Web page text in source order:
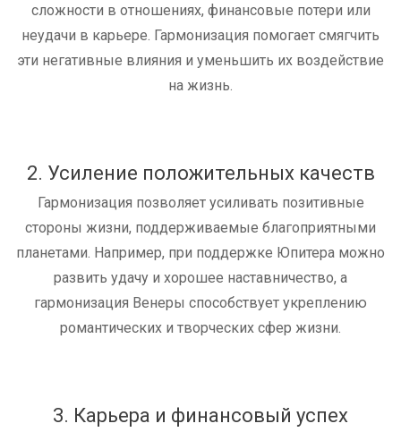
сложности в отношениях, финансовые потери или
неудачи в карьере. Гармонизация помогает смягчить
эти негативные влияния и уменьшить их воздействие
на жизнь.
2. Усиление положительных качеств
Гармонизация позволяет усиливать позитивные
стороны жизни, поддерживаемые благоприятными
планетами. Например, при поддержке Юпитера можно
развить удачу и хорошее наставничество, а
гармонизация Венеры способствует укреплению
романтических и творческих сфер жизни.
3. Карьера и финансовый успех